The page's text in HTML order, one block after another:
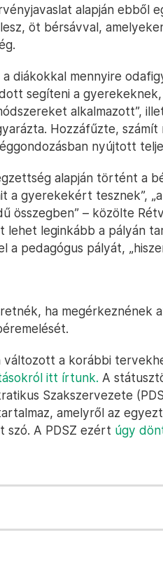
alapján ebből
öt bérsávval,
diákokkal mennyire
segíteni a
alkalmazott”,
Hozzáfűzte, számít
nyújtott
alapján történt a
a gyerekekért tesznek”,
összegben” – közölte
lehet leginkább a pályán
pedagógus pályát,
ha megérkeznének
változott a korábbi
itt írtunk. A
Szakszervezete
amelyről az
szó. A PDSZ ezért úgy